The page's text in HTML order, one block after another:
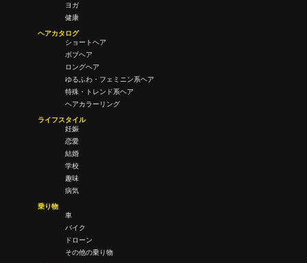
ヨガ
健康
ヘアカタログ
ショートヘア
ボブヘア
ロングヘア
ゆるふわ・フェミニン系ヘア
特殊・トレンド系ヘア
ヘアカラーリング
ライフスタイル
妊娠
恋愛
結婚
学校
趣味
病気
乗り物
車
バイク
ドローン
その他の乗り物